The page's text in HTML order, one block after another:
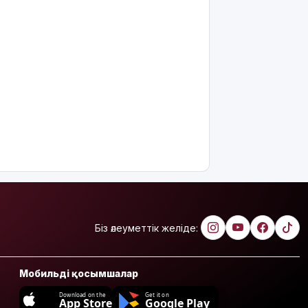
Біз әлеуметтік желіде:
Мобильді қосымшалар
Download on the
App Store
Get it on
Google Play